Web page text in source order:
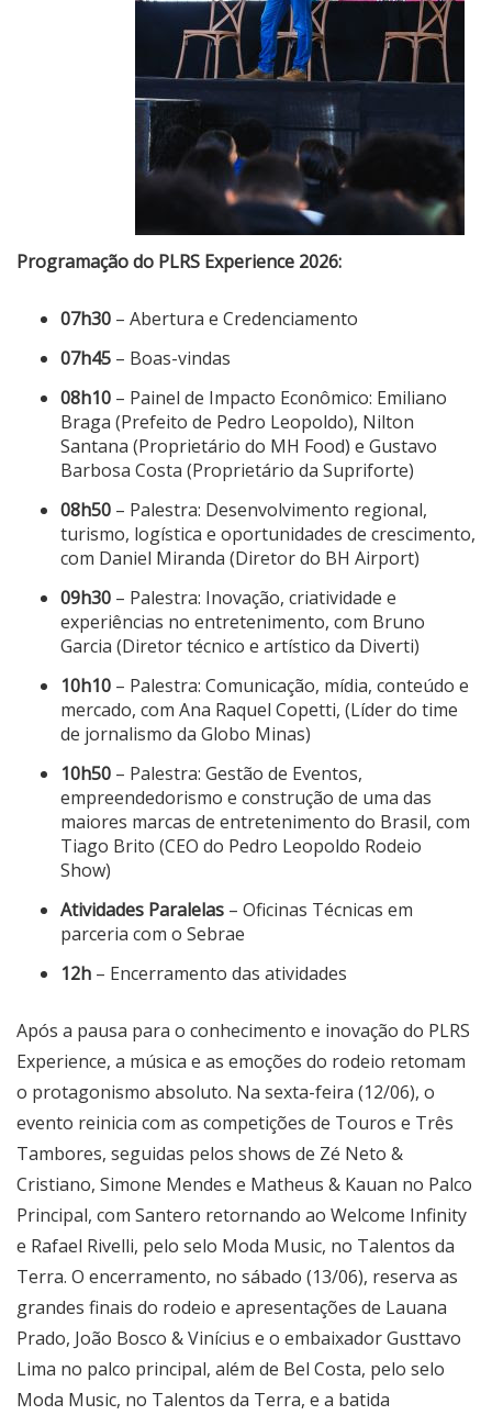
Programação do PLRS Experience 2026:
07h30 – Abertura e Credenciamento
07h45 – Boas-vindas
08h10 – Painel de Impacto Econômico: Emiliano
Braga (Prefeito de Pedro Leopoldo), Nilton
Santana (Proprietário do MH Food) e Gustavo
Barbosa Costa (Proprietário da Supriforte)
08h50 – Palestra: Desenvolvimento regional,
turismo, logística e oportunidades de crescimento,
com Daniel Miranda (Diretor do BH Airport)
09h30 – Palestra: Inovação, criatividade e
experiências no entretenimento, com Bruno
Garcia (Diretor técnico e artístico da Diverti)
10h10 – Palestra: Comunicação, mídia, conteúdo e
mercado, com Ana Raquel Copetti, (Líder do time
de jornalismo da Globo Minas)
10h50 – Palestra: Gestão de Eventos,
empreendedorismo e construção de uma das
maiores marcas de entretenimento do Brasil, com
Tiago Brito (CEO do Pedro Leopoldo Rodeio
Show)
Atividades Paralelas – Oficinas Técnicas em
parceria com o Sebrae
12h – Encerramento das atividades
Após a pausa para o conhecimento e inovação do PLRS
Experience, a música e as emoções do rodeio retomam
o protagonismo absoluto. Na sexta-feira (12/06), o
evento reinicia com as competições de Touros e Três
Tambores, seguidas pelos shows de Zé Neto &
Cristiano, Simone Mendes e Matheus & Kauan no Palco
Principal, com Santero retornando ao Welcome Infinity
e Rafael Rivelli, pelo selo Moda Music, no Talentos da
Terra. O encerramento, no sábado (13/06), reserva as
grandes finais do rodeio e apresentações de Lauana
Prado, João Bosco & Vinícius e o embaixador Gusttavo
Lima no palco principal, além de Bel Costa, pelo selo
Moda Music, no Talentos da Terra, e a batida